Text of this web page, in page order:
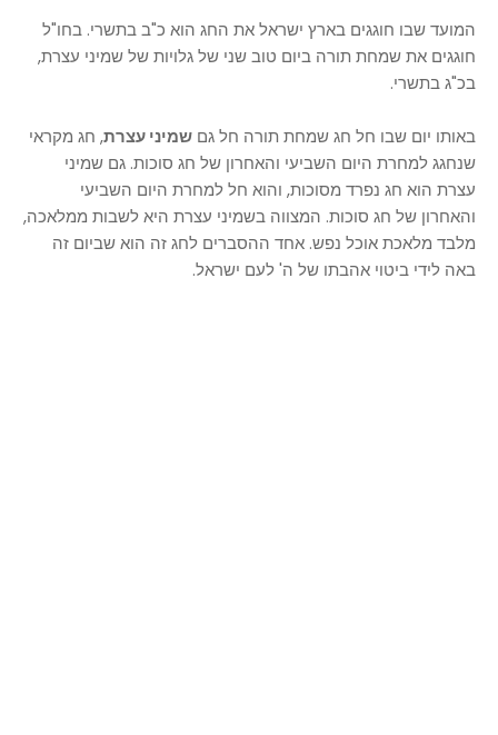
המועד שבו חוגגים בארץ ישראל את החג הוא כ"ב בתשרי. בחו"ל
חוגגים את שמחת תורה ביום טוב שני של גלויות של שמיני עצרת,
בכ"ג בתשרי.
באותו יום שבו חל חג שמחת תורה חל גם שמיני עצרת, חג מקראי
שנחגג למחרת היום השביעי והאחרון של חג סוכות. גם שמיני
עצרת הוא חג נפרד מסוכות, והוא חל למחרת היום השביעי
והאחרון של חג סוכות. המצווה בשמיני עצרת היא לשבות ממלאכה,
מלבד מלאכת אוכל נפש. אחד ההסברים לחג זה הוא שביום זה
באה לידי ביטוי אהבתו של ה' לעם ישראל.